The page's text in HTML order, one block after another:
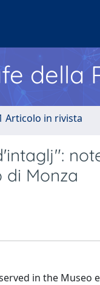
della
Articolo in rivista
di Monza
in the Museo